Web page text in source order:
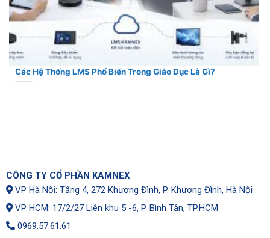
Các Hệ Thống LMS Phổ Biến Trong Giáo Dục Là Gì?
CÔNG TY CỔ PHẦN KAMNEX
VP Hà Nội: Tầng 4, 272 Khương Đình, P. Khương Đình, Hà Nội
VP HCM: 17/2/27 Liên khu 5 -6, P. Bình Tân, TP.HCM
0969.57.61.61